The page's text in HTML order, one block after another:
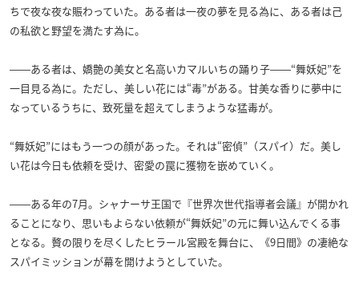
ちで夜な夜な賑わっていた。ある者は一夜の夢を見る為に、ある者は己
の私欲と野望を満たす為に。
――ある者は、嬌艶の美女と名高いカマルいちの踊り子――“舞妖妃”を
一目見る為に。ただし、美しい花には“毒”がある。甘美な香りに夢中に
なっているうちに、致死量を超えてしまうような猛毒が。
“舞妖妃”にはもう一つの顔があった。それは“密偵”（スパイ）だ。美し
い花は今日も依頼を受け、密愛の罠に獲物を嵌めていく。
――ある年の7月。シャナーサ王国で『世界次世代指導者会議』が開かれ
ることになり、思いもよらない依頼が“舞妖妃”の元に舞い込んでくる事
となる。贅の限りを尽くしたヒラール宮殿を舞台に、《9日間》の凄絶な
スパイミッションが幕を開けようとしていた。